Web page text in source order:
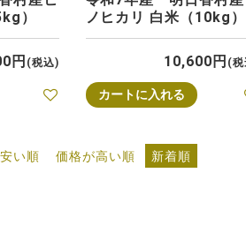
）
税込
ノヒカリ 白米（10kg）
10,600
カートに入れる
い順 価格が高い順 新着順